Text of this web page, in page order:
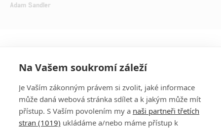
Adam Sandler
Na Vašem soukromí záleží
Je Vaším zákonným právem si zvolit, jaké informace
může daná webová stránka sdílet a k jakým může mít
přístup. S Vaším povolením my a naši partneři třetích
stran (1019) ukládáme a/nebo máme přístup k